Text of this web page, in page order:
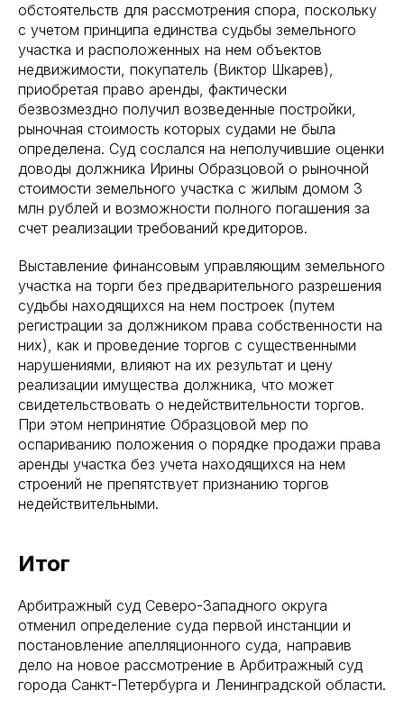
обстоятельств для рассмотрения спора, поскольку
с учетом принципа единства судьбы земельного
участка и расположенных на нем объектов
недвижимости, покупатель (Виктор Шкарев),
приобретая право аренды, фактически
безвозмездно получил возведенные постройки,
рыночная стоимость которых судами не была
определена. Суд сослался на неполучившие оценки
доводы должника Ирины Образцовой о рыночной
стоимости земельного участка с жилым домом 3
млн рублей и возможности полного погашения за
счет реализации требований кредиторов.
Выставление финансовым управляющим земельного
участка на торги без предварительного разрешения
судьбы находящихся на нем построек (путем
регистрации за должником права собственности на
них), как и проведение торгов с существенными
нарушениями, влияют на их результат и цену
реализации имущества должника, что может
свидетельствовать о недействительности торгов.
При этом непринятие Образцовой мер по
оспариванию положения о порядке продажи права
аренды участка без учета находящихся на нем
строений не препятствует признанию торгов
недействительными.
Итог
Арбитражный суд Северо-Западного округа
отменил определение суда первой инстанции и
постановление апелляционного суда, направив
дело на новое рассмотрение в Арбитражный суд
города Санкт-Петербурга и Ленинградской области.